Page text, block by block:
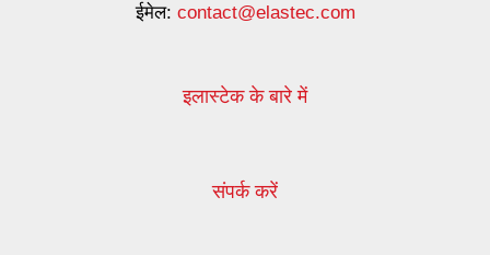
ईमेल: contact@elastec.com
इलास्टेक के बारे में
संपर्क करें